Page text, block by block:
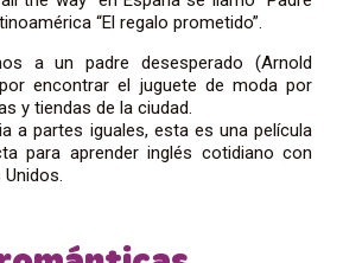
“El regalo prometido”.
a un padre desesperado (Arnold
encontrar el juguete de moda por
y tiendas de la ciudad.
a partes iguales, esta es una película
para aprender inglés cotidiano con